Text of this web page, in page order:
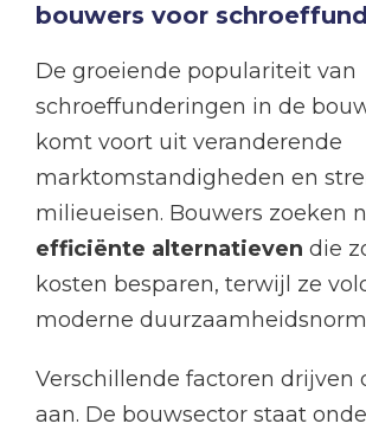
bouwers voor
De groeiende populariteit van
schroeffunderingen in de
komt voort uit veranderende
marktomstandigheden en
milieueisen. Bouwers zoeken
efficiënte alternatieven die
kosten besparen, terwijl ze
moderne
Verschillende factoren drijven
aan. De bouwsector staat